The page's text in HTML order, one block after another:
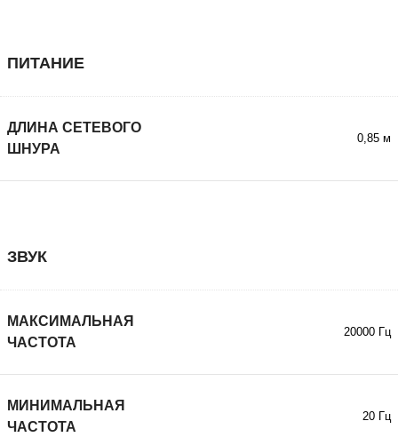
ПИТАНИЕ
ДЛИНА СЕТЕВОГО
ШНУРА
0,85 м
ЗВУК
МАКСИМАЛЬНАЯ
ЧАСТОТА
20000 Гц
МИНИМАЛЬНАЯ
ЧАСТОТА
20 Гц